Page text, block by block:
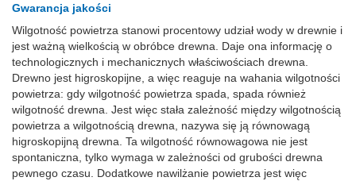
Gwarancja jakości
Wilgotność powietrza stanowi procentowy udział wody w drewnie i
jest ważną wielkością w obróbce drewna. Daje ona informację o
technologicznych i mechanicznych właściwościach drewna.
Drewno jest higroskopijne, a więc reaguje na wahania wilgotności
powietrza: gdy wilgotność powietrza spada, spada również
wilgotność drewna. Jest więc stała zależność między wilgotnością
powietrza a wilgotnością drewna, nazywa się ją równowagą
higroskopijną drewna. Ta wilgotność równowagowa nie jest
spontaniczna, tylko wymaga w zależności od grubości drewna
pewnego czasu. Dodatkowe nawilżanie powietrza jest więc